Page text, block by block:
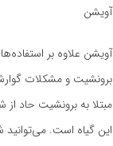
آویشن
آویشن علاوه بر
برونشیت و مشکلات
مبتلا به برونشیت حاد
این گیاه است.